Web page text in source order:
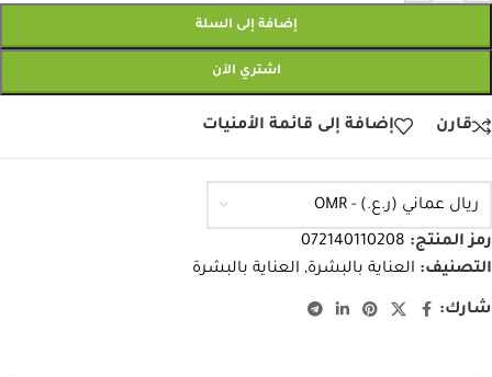
إضافة إلى السلة
اشتري الآن
قارن إضافة إلى قائمة الأمنيات
ريال عماني (ر.ع.) - OMR
رمز المنتج: 072140110208
التصنيف: العناية بالبشرة, العناية بالبشرة
شارك: